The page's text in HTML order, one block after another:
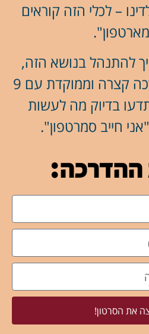
– לכלי הזה קוראים
להתנהל בנושא הזה,
הכנתי עבורכם הדרכה קצרה וממוקדת עם 9
בדיוק מה לעשות
חייב סמרטפון".
את הסרטון!